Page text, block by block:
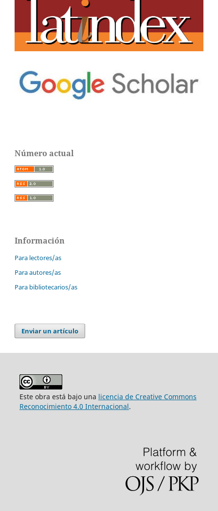
Número actual
Información
Para lectores/as
Para autores/as
Para bibliotecarios/as
Enviar un artículo
Este obra está bajo una licencia de Creative Commons
Reconocimiento 4.0 Internacional.